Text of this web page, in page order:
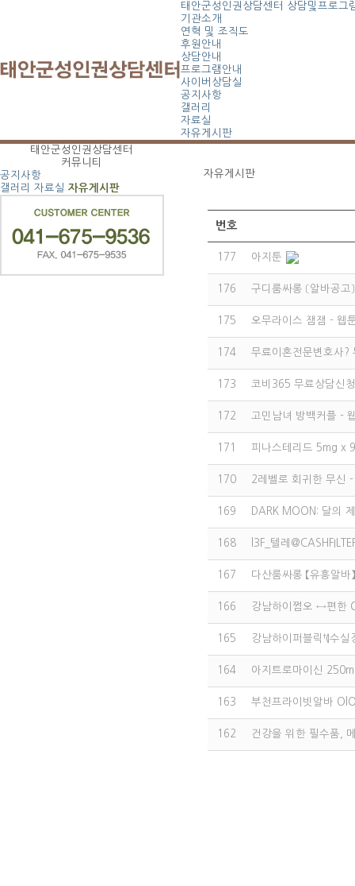
태안군성인권상담센터
상담및프로그
기관소개
연혁 및 조직도
후원안내
상담안내
프로그램안내
사이버상담실
공지사항
갤러리
자료실
자유게시판
태안군성인권상담센터
커뮤니티
공지사항
갤러리
자료실 자유게시판
자유게시판
번호
177 아지툰
176 구디룸싸롱 〔알바공
175 오무라이스 잼잼 - 웹
174 무료이혼전문변호사
173 코비365 무료상담신
172 고민남녀 방백커플 -
171 피나스테리드 5mg x
170 2레벨로 회귀한 무신
169 DARK MOON: 달의
168 l3F_텔레
167 다산룸싸롱 【유흥알
166 강남하이쩜오 ↔편
165 강남하이퍼블릭†⦉수
164 아지트로마이신
163 부천프라이빗알바
162 건강을 위한 필수품,